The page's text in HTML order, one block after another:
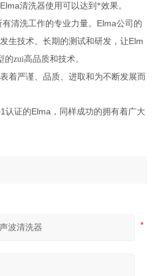
Elma清洗器使用可以达到*效果。
清洗工作的专业力量。 Elma公司的
生技术。长期的测试和研发，让Elm
zui高品质和技术。
着严谨、品质、进取和为不断发展而
认证的Elma ，同样成功的拥有着广大